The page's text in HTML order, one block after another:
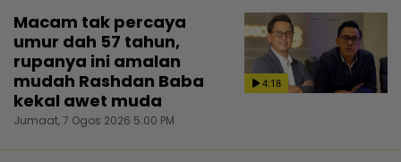
4:18
Macam tak percaya
umur dah 57 tahun,
rupanya ini amalan
mudah Rashdan Baba
kekal awet muda
Jumaat, 7 Ogos 2026 5:00 PM